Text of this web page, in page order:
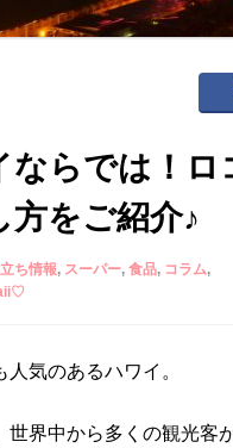
ならでは！ロ
方をご紹介♪
ち情報 スーパー 食品 コラム
気のあるハワイ。
界中から多くの観光客